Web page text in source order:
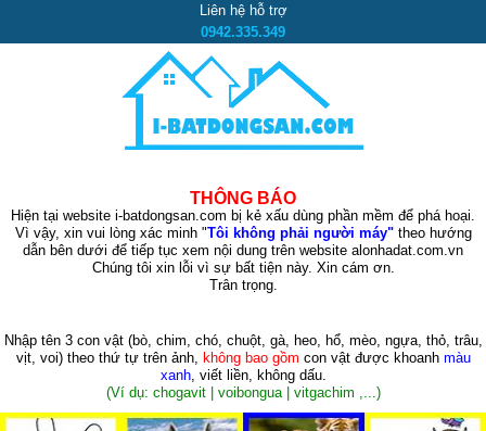
Liên hệ hỗ trợ
0942.335.349
THÔNG BÁO
Hiện tại website i-batdongsan.com bị kẻ xấu dùng phần mềm để phá hoại.
Vì vậy, xin vui lòng xác minh "Tôi không phải người máy"theo hướng
dẫn bên dưới để tiếp tục xem nội dung trên website alonhadat.com.vn
Chúng tôi xin lỗi vì sự bất tiện này. Xin cám ơn.
Trân trọng.
Nhập tên 3 con vật (bò, chim, chó, chuột, gà, heo, hổ, mèo, ngựa, thỏ, trâu,
vịt, voi)theo thứ tự trên ảnh, không bao gồm con vật được khoanh màu
xanh, viết liền, không dấu.
(Ví dụ: chogavit | voibongua | vitgachim ,...)